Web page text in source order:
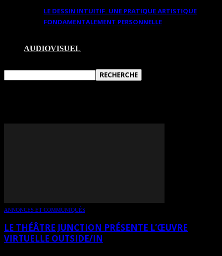
LE DESSIN INTUITIF. UNE PRATIQUE ARTISTIQUE
FONDAMENTALEMENT PERSONNELLE
AUDIOVISUEL
ANNONCES ET COMMUNIQUÉS
LE THÉÂTRE JUNCTION PRÉSENTE L’ŒUVRE
VIRTUELLE OUTSIDE/IN